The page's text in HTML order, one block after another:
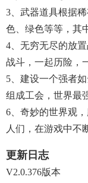
3、武器道具根据
色、绿色等等，其
4、无穷无尽的放
战斗，一起历险，
5、建设一个强者
组成工会，世界最
6、奇妙的世界观
人们，在游戏中不
更新日志
V2.0.376版本